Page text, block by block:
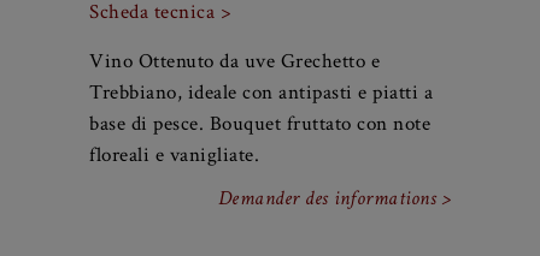
Scheda tecnica >
Vino Ottenuto da uve Grechetto e
Trebbiano, ideale con antipasti e piatti a
base di pesce. Bouquet fruttato con note
floreali e vanigliate.
Demander des informations >